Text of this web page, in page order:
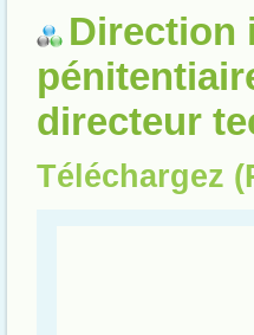
Direction
directeur
Téléchargez